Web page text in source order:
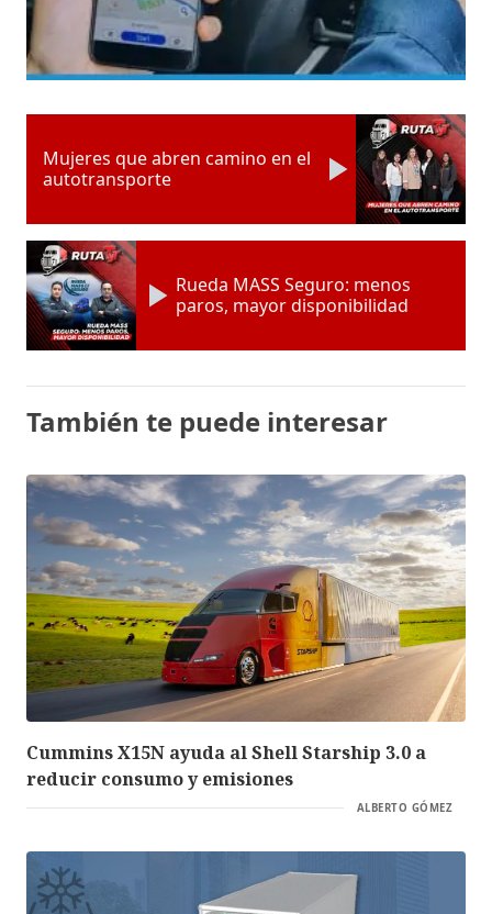
Mujeres que abren camino en el
autotransporte
Rueda MASS Seguro: menos
paros, mayor disponibilidad
También te puede interesar
Cummins X15N ayuda al Shell Starship 3.0 a
reducir consumo y emisiones
ALBERTO GÓMEZ